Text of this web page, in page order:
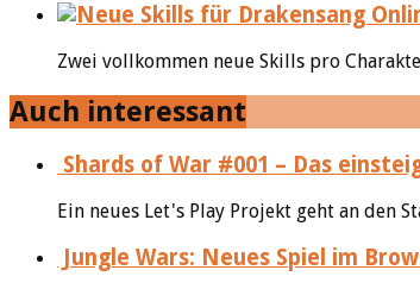
Zwei vollkommen neue Skills pro
Auch interessant
Shards of War #001 – Das
Ein neues Let's Play Projekt geht an den
Jungle Wars: Neues Spiel im